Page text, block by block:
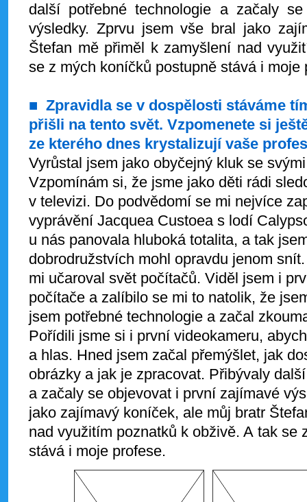
další potřebné technologie a začaly
výsledky. Zprvu jsem vše bral jako
Štefan mě přiměl k zamyšlení nad
se z mých koníčků postupně stává i moje
■ Zpravidla se v dospělosti stáváme
přišli na tento svět. Vzpomenete si
ze kterého dnes krystalizují vaše
Vyrůstal jsem jako obyčejný kluk se
Vzpomínám si, že jsme jako děti rádi
v televizi. Do podvědomí se mi nejvíce
vyprávění Jacquea Custoea s lodí
u nás panovala hluboká totalita, a tak
dobrodružstvích mohl opravdu jenom
mi učaroval svět počítačů. Viděl jsem i
počítače a zalíbilo se mi to natolik, že
jsem potřebné technologie a začal
Pořídili jsme si i první videokameru,
a hlas. Hned jsem začal přemýšlet, jak
obrázky a jak je zpracovat. Přibývaly
a začaly se objevovat i první zajímavé
jako zajímavý koníček, ale můj bratr
nad využitím poznatků k obživě. A tak se
stává i moje profese.